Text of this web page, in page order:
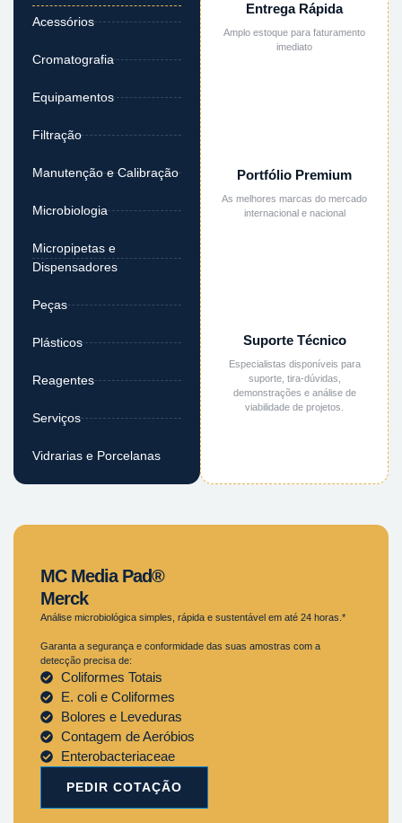
Acessórios
Cromatografia
Equipamentos
Filtração
Manutenção e Calibração
Microbiologia
Micropipetas e
Dispensadores
Peças
Plásticos
Reagentes
Serviços
Vidrarias e Porcelanas
Entrega Rápida
Amplo estoque para faturamento
imediato
Portfólio Premium
As melhores marcas do mercado
internacional e nacional
Suporte Técnico
Especialistas disponíveis para
suporte, tira-dúvidas,
demonstrações e análise de
viabilidade de projetos.
MC Media Pad®
Merck
Análise microbiológica simples, rápida e sustentável em até 24 horas.*
Garanta a segurança e conformidade das suas amostras com a
detecção precisa de:
Coliformes Totais
E. coli e Coliformes
Bolores e Leveduras
Contagem de Aeróbios
Enterobacteriaceae
PEDIR COTAÇÃO